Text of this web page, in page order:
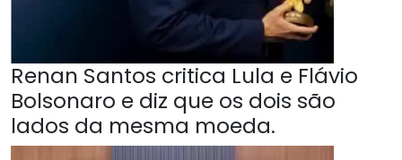
Renan Santos critica Lula e Flávio
Bolsonaro e diz que os dois são
lados da mesma moeda.